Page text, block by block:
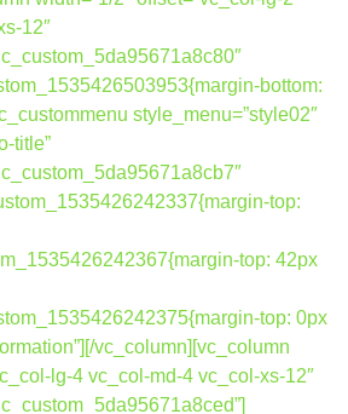
12″
bottom:
style_menu=”style02″
title”
top:
top: 42px
top: 0px
vc_column][vc_column
lg-4 vc_col-md-4 vc_col-xs-12″